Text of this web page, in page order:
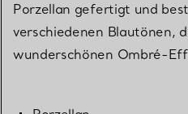
Porzellan gefertigt und
verschiedenen Blautönen,
wunderschönen Ombré-